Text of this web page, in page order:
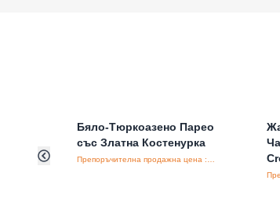
Бяло-Тюркоазено Парео
със Златна Костенурка